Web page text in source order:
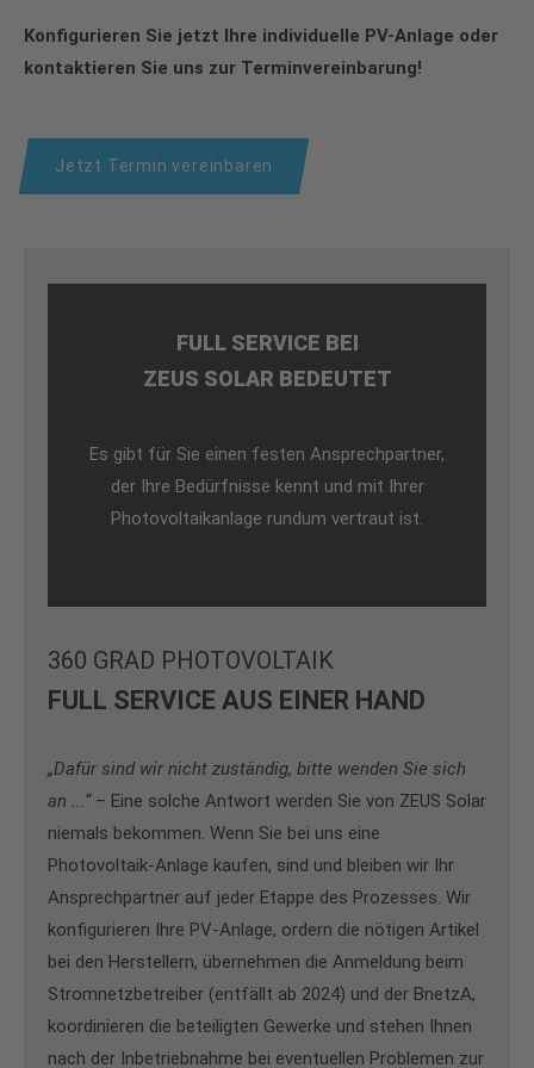
Konfigurieren Sie jetzt Ihre individuelle PV-Anlage oder
kontaktieren Sie uns zur Terminvereinbarung!
Jetzt Termin vereinbaren
360 GRAD PHOTOVOLTAIK
FULL SERVICE AUS EINER HAND
„Dafür sind wir nicht zuständig, bitte wenden Sie sich
an ...“– Eine solche Antwort werden Sie von ZEUS Solar
niemals bekommen. Wenn Sie bei uns eine
Photovoltaik-Anlage kaufen, sind und bleiben wir Ihr
Ansprechpartner auf jeder Etappe des Prozesses. Wir
konfigurieren Ihre PV-Anlage, ordern die nötigen Artikel
bei den Herstellern, übernehmen die Anmeldung beim
Stromnetzbetreiber (entfällt ab 2024) und der BnetzA,
koordinieren die beteiligten Gewerke und stehen Ihnen
nach der Inbetriebnahme bei eventuellen Problemen zur
FULL SERVICE BEI
ZEUS SOLAR BEDEUTET
Es gibt für Sie einen festen Ansprechpartner,
der Ihre Bedürfnisse kennt und mit Ihrer
Photovoltaikanlage rundum vertraut ist.